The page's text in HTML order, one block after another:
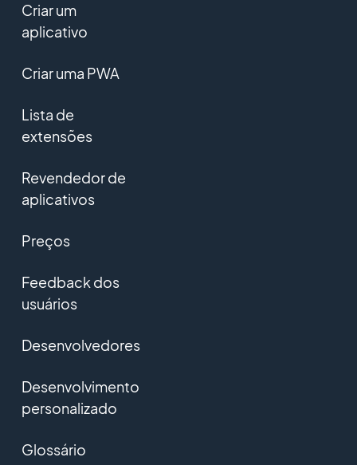
Criar um
aplicativo
Criar uma PWA
Lista de
extensões
Revendedor de
aplicativos
Preços
Feedback dos
usuários
Desenvolvedores
Desenvolvimento
personalizado
Glossário